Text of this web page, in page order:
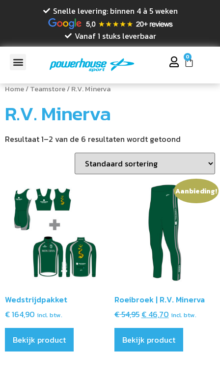
Snelle levering: binnen 4 à 5 weken
Vanaf 1 stuks leverbaar
0
Home/Teamstore/ R.V. Minerva
R.V. Minerva
Resultaat 1–2 van de 6 resultaten wordt getoond
Wedstrijdpakket
€164,90 incl. btw.
Bekijk product
Aanbieding!
Roeibroek | R.V. Minerva
€54,95 €46,70 incl. btw.
Bekijk product